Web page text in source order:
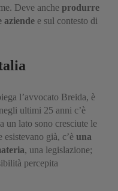
Deve anche produrre
aziende e sul contesto di
l’avvocato Breida, è
ultimi 25 anni c’è
un lato sono cresciute le
già, c’è una
, una legislazione;
percepita